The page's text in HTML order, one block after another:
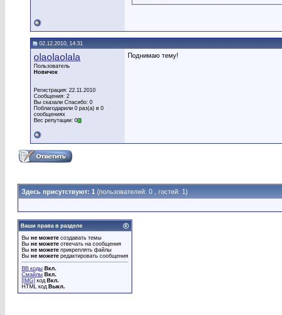
02.12.2010, 14:31
olaolaolala
Пользователь
Новичок
Регистрация: 22.11.2010
Сообщения: 2
Вы сказали Спасибо: 0
Поблагодарили 0 раз(а) в 0
сообщениях
Вес репутации: 0
Поднимаю тему!
Здесь присутствуют: 1 (пользователей: 0 , гостей: 1)
Ваши права в разделе
Вы не можете создавать темы
Вы не можете отвечать на сообщения
Вы не можете прикреплять файлы
Вы не можете редактировать сообщения
BB коды Вкл.
Смайлы Вкл.
[IMG] код Вкл.
HTML код Выкл.